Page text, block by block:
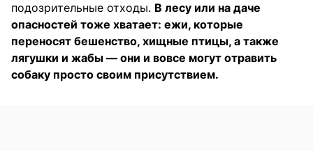
подозрительные отходы. В лесу или на даче
опасностей тоже хватает: ежи, которые
переносят бешенство, хищные птицы, а также
лягушки и жабы — они и вовсе могут отравить
собаку просто своим присутствием.